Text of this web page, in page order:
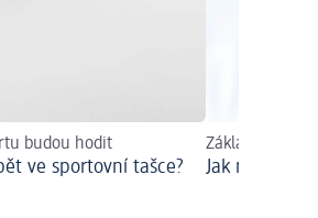
budou hodit
ve sportovní tašce?
Základní péče
Jak na to?